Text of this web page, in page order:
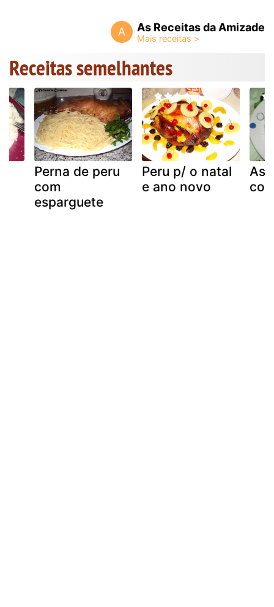
A As Receitas da Amizade
Receitas semelhantes
Perna de peru
com
esparguete
Peru p/ o natal
e ano novo